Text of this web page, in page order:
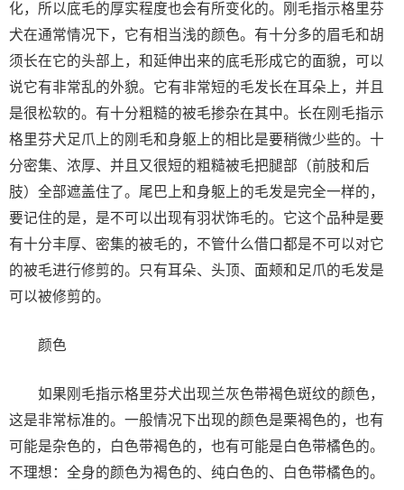
化，所以底毛的厚实程度也会有所变化的。刚毛指示格里芬
犬在通常情况下，它有相当浅的颜色。有十分多的眉毛和胡
须长在它的头部上，和延伸出来的底毛形成它的面貌，可以
说它有非常乱的外貌。它有非常短的毛发长在耳朵上，并且
是很松软的。有十分粗糙的被毛掺杂在其中。长在刚毛指示
格里芬犬足爪上的刚毛和身躯上的相比是要稍微少些的。十
分密集、浓厚、并且又很短的粗糙被毛把腿部（前肢和后
肢）全部遮盖住了。尾巴上和身躯上的毛发是完全一样的，
要记住的是，是不可以出现有羽状饰毛的。它这个品种是要
有十分丰厚、密集的被毛的，不管什么借口都是不可以对它
的被毛进行修剪的。只有耳朵、头顶、面颊和足爪的毛发是
可以被修剪的。
颜色
如果刚毛指示格里芬犬出现兰灰色带褐色斑纹的颜色，
这是非常标准的。一般情况下出现的颜色是栗褐色的，也有
可能是杂色的，白色带褐色的，也有可能是白色带橘色的。
不理想：全身的颜色为褐色的、纯白色的、白色带橘色的。